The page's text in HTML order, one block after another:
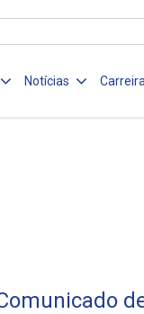
Notícias